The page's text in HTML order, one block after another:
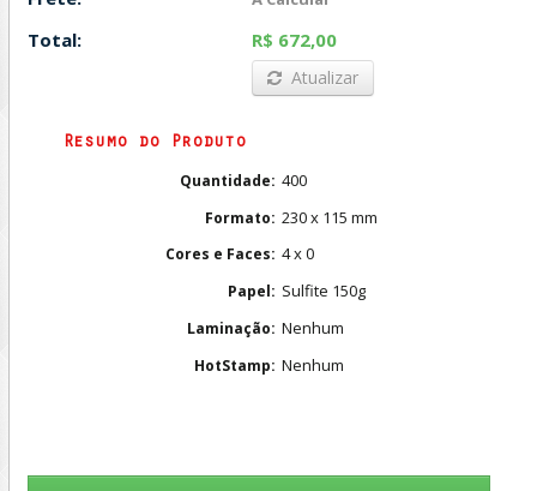
Total: R$ 672,00
Atualizar
Resumo do Produto
Quantidade: 400
Formato: 230 x 115 mm
Cores e Faces: 4 x 0
Papel: Sulfite 150g
Laminação: Nenhum
HotStamp: Nenhum